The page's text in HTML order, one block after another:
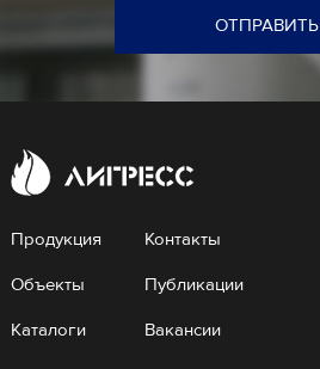
ОТПРАВИТЬ
Продукция
Объекты
Каталоги
Контакты
Публикации
Вакансии